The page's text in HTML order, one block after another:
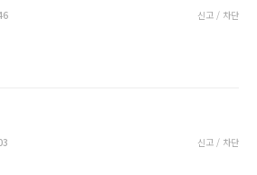
신고 / 차단
신고 / 차단